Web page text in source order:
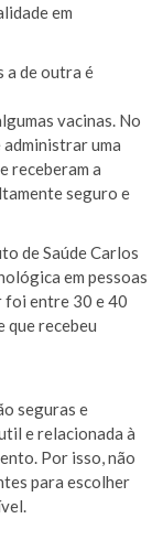
em
a de outra é
vacinas. No
uma
receberam a
seguro e
de Saúde Carlos
em pessoas
foi entre 30 e 40
que recebeu
seguras e
e relacionada à
Por isso, não
para escolher